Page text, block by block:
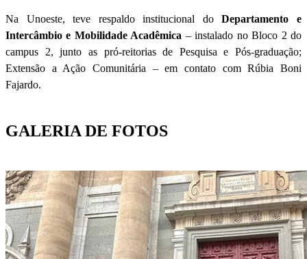
Na Unoeste, teve respaldo institucional doDepartamento e
Intercâmbio e Mobilidade Acadêmica – instalado no Bloco 2 do
campus 2, junto as pró-reitorias de Pesquisa e Pós-graduação;
Extensão a Ação Comunitária – em contato com Rúbia Boni
Fajardo.
GALERIA DE FOTOS